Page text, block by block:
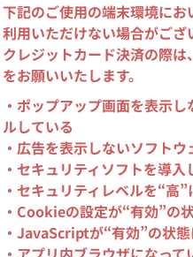
下記のご使用の端末環境に
利用いただけない場合がござ
クレジットカード決済の際
をお願いいたします。
・ポップアップ画面を表示
ルしている
・広告を表示しないソフト
・セキュリティソフトを導入
・セキュリティレベルを“高
・Cookieの設定が“有効”の
・JavaScriptが“有効”の状